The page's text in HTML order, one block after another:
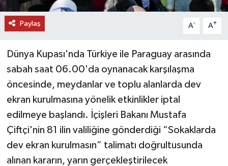
Paylaş A- A+
Dünya Kupası'nda Türkiye ile Paraguay arasında
sabah saat 06.00'da oynanacak karşılaşma
öncesinde, meydanlar ve toplu alanlarda dev
ekran kurulmasına yönelik etkinlikler iptal
edilmeye başlandı. İçişleri Bakanı Mustafa
Çiftçi'nin 81 ilin valiliğine gönderdiği “Sokaklarda
dev ekran kurulmasın” talimatı doğrultusunda
alınan kararın, yarın gerçekleştirilecek
RÖPORTAJ
YAZARLAR
RESMİ İLAN
MAGAZİN